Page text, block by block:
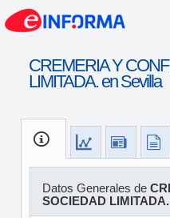
CREMERIA Y
LIMITADA. en Sevilla
Datos Generales de
SOCIEDAD LIMITADA.